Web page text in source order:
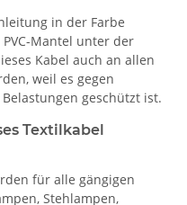
in der Farbe
Mantel unter der
Kabel auch an allen
weil es gegen
geschützt ist.
Textilkabel
für alle gängigen
Stehlampen,